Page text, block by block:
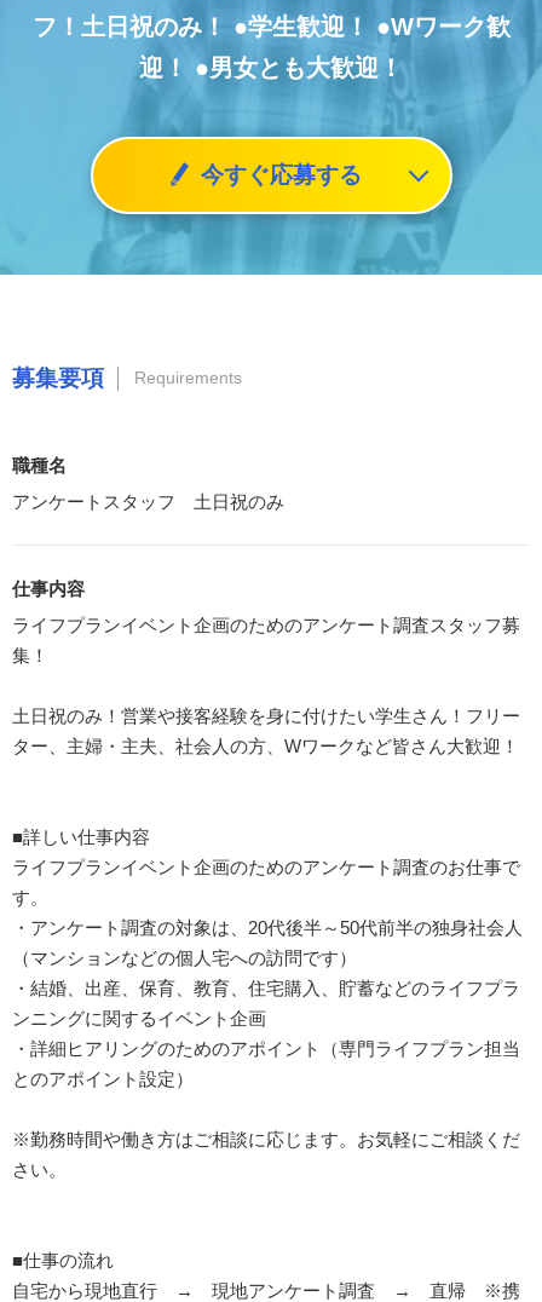
フ！土日祝のみ！
●学生歓迎！
●Wワーク歓
迎！
●男女とも大歓迎！
今すぐ応募する
募集要項 Requirements
職種名
アンケートスタッフ 土日祝のみ
仕事内容
ライフプランイベント企画のためのアンケート調査スタッフ募
集！
土日祝のみ！営業や接客経験を身に付けたい学生さん！フリー
ター、主婦・主夫、社会人の方、Wワークなど皆さん大歓迎！
■詳しい仕事内容
ライフプランイベント企画のためのアンケート調査のお仕事で
す。
・アンケート調査の対象は、20代後半～50代前半の独身社会人
（マンションなどの個人宅への訪問です）
・結婚、出産、保育、教育、住宅購入、貯蓄などのライフプラ
ンニングに関するイベント企画
・詳細ヒアリングのためのアポイント（専門ライフプラン担当
とのアポイント設定）
※勤務時間や働き方はご相談に応じます。お気軽にご相談くだ
さい。
■仕事の流れ
自宅から現地直行 → 現地アンケート調査 → 直帰 ※携